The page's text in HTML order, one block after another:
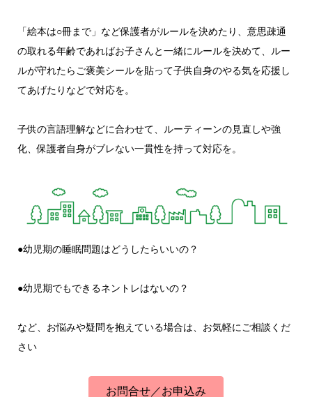
「絵本は○冊まで」など保護者がルールを決めたり、意思疎通
の取れる年齢であればお子さんと一緒にルールを決めて、ルー
ルが守れたらご褒美シールを貼って子供自身のやる気を応援し
てあげたりなどで対応を。
子供の言語理解などに合わせて、ルーティーンの見直しや強
化、保護者自身がブレない一貫性を持って対応を。
●幼児期の睡眠問題はどうしたらいいの？
●幼児期でもできるネントレはないの？
など、お悩みや疑問を抱えている場合は、お気軽にご相談くだ
さい
お問合せ／お申込み